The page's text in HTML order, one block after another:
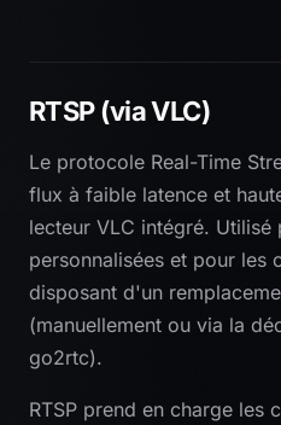
RTSP (via VLC)
Le protocole Real-Time
flux à faible latence et
lecteur VLC intégré. Utilisé
personnalisées et pour les
disposant d'un
(manuellement ou via la
go2rtc).
RTSP prend en charge les